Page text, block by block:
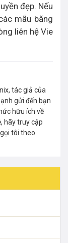
đẹp. Nếu
mẫu băng
liên hệ Vie
tác giả của
gửi đến bạn
hữu ích về
hãy truy cập
tôi theo